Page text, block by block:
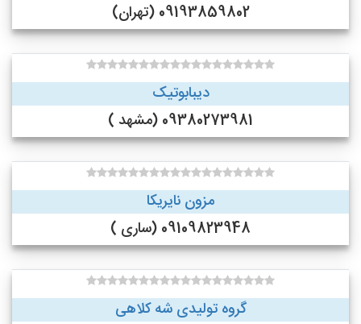
09193859802 (تهران)
دیبابوتیک
09380273981 (مشهد )
مزون نایریکا
09109823948 (ساری )
گروه تولیدی شه کلاهی